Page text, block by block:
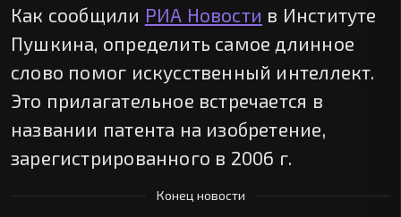
Как сообщили РИА Новости в Институте
Пушкина, определить самое длинное
слово помог искусственный интеллект.
Это прилагательное встречается в
названии патента на изобретение,
зарегистрированного в 2006 г.
Конец новости